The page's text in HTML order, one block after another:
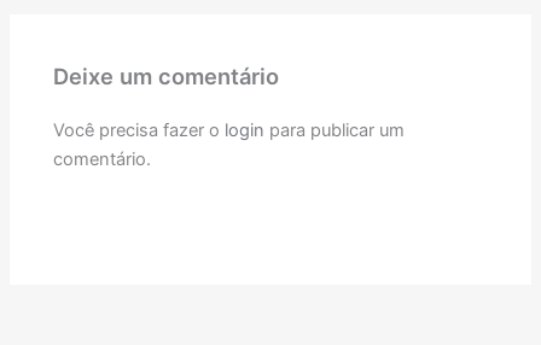
Deixe um comentário
Você precisa fazer o login para publicar um
comentário.